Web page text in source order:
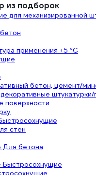
из подборок
для механизированной
применения +5 °С
бетон, цемент/
штукатурки/
поверхности
стен
Для бетона
Быстросохнущие